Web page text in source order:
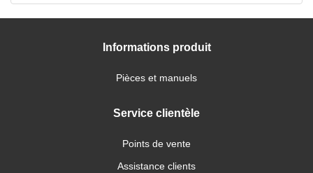
Informations produit
Pièces et manuels
Service clientèle
Points de vente
Assistance clients